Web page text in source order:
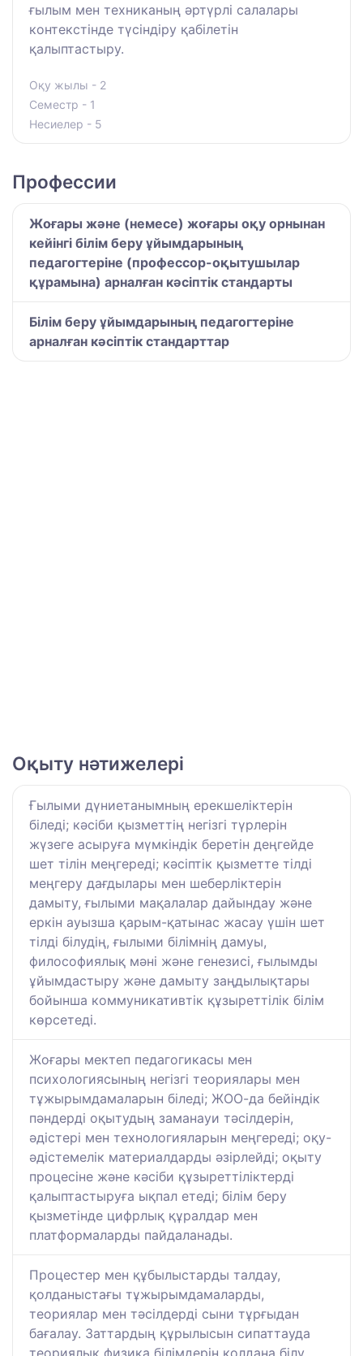
ғылым мен техниканың әртүрлі салалары
контекстінде түсіндіру қабілетін
қалыптастыру.
Оқу жылы - 2
Семестр - 1
Несиелер - 5
Профессии
Жоғары және (немесе) жоғары оқу орнынан
кейінгі білім беру ұйымдарының
педагогтеріне (профессор-оқытушылар
құрамына) арналған кәсіптік стандарты
Білім беру ұйымдарының педагогтеріне
арналған кәсіптік стандарттар
Оқыту нәтижелері
Ғылыми дүниетанымның ерекшеліктерін
біледі; кәсіби қызметтің негізгі түрлерін
жүзеге асыруға мүмкіндік беретін деңгейде
шет тілін меңгереді; кәсіптік қызметте тілді
меңгеру дағдылары мен шеберліктерін
дамыту, ғылыми мақалалар дайындау және
еркін ауызша қарым-қатынас жасау үшін шет
тілді білудің, ғылыми білімнің дамуы,
философиялық мәні және генезисі, ғылымды
ұйымдастыру және дамыту заңдылықтары
бойынша коммуникативтік құзыреттілік білім
көрсетеді.
Жоғары мектеп педагогикасы мен
психологиясының негізгі теориялары мен
тұжырымдамаларын біледі; ЖОО-да бейіндік
пәндерді оқытудың заманауи тәсілдерін,
әдістері мен технологияларын меңгереді; оқу-
әдістемелік материалдарды әзірлейді; оқыту
процесіне және кәсіби құзыреттіліктерді
қалыптастыруға ықпал етеді; білім беру
қызметінде цифрлық құралдар мен
платформаларды пайдаланады.
Процестер мен құбылыстарды талдау,
қолданыстағы тұжырымдамаларды,
теориялар мен тәсілдерді сыни тұрғыдан
бағалау. Заттардың құрылысын сипаттауда